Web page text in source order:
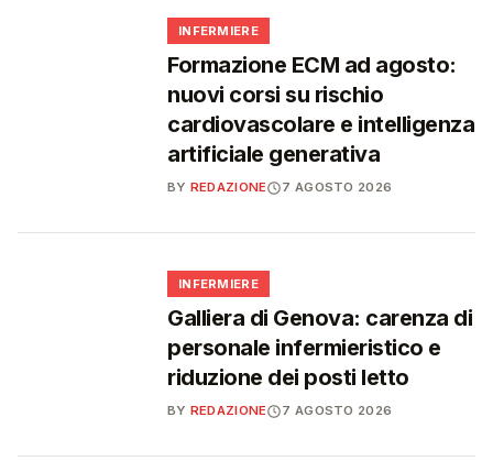
INFERMIERE
Formazione ECM ad agosto:
nuovi corsi su rischio
cardiovascolare e intelligenza
artificiale generativa
BY REDAZIONE 7 AGOSTO 2026
INFERMIERE
Galliera di Genova: carenza di
personale infermieristico e
riduzione dei posti letto
BY REDAZIONE 7 AGOSTO 2026